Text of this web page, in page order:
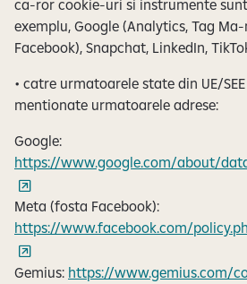
ca-ror cookie-uri si instrumente
exemplu, Google (Analytics, Tag
Facebook), Snapchat, LinkedIn,
• catre urmatoarele state din UE/
mentionate urmatoarele adrese:
Google:
https://www.google.com/about/
Meta (fosta Facebook):
https://www.facebook.com/
Gemius: https://www.gemius.com/